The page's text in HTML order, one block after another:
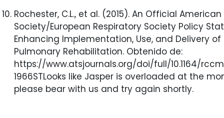
Rochester, C.L., et al. (2015). An Official
Society/European Respiratory Society Policy
Enhancing Implementation, Use, and Delivery of
Pulmonary Rehabilitation. Obtenido de:
https://www.atsjournals.org/doi/full/10.1164/
1966STLooks like Jasper is overloaded at the
please bear with us and try again shortly.